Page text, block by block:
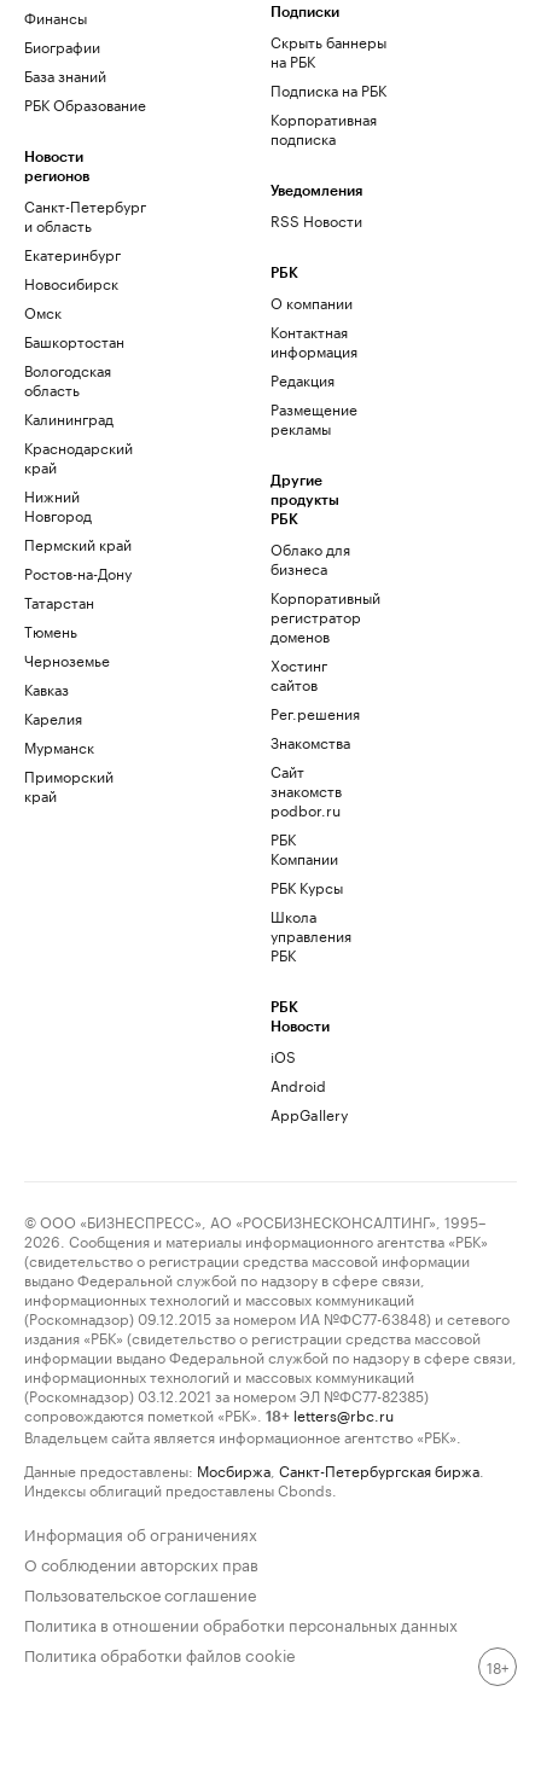
Финансы
Биографии
База знаний
РБК Образование
Новости
регионов
Санкт-Петербург
и область
Екатеринбург
Новосибирск
Омск
Башкортостан
Вологодская
область
Калининград
Краснодарский
край
Нижний
Новгород
Пермский край
Ростов-на-Дону
Татарстан
Тюмень
Черноземье
Кавказ
Карелия
Мурманск
Приморский
край
Подписки
Скрыть баннеры
на РБК
Подписка на РБК
Корпоративная
подписка
Уведомления
RSS Новости
РБК
О компании
Контактная
информация
Редакция
Размещение
рекламы
Другие
продукты
РБК
Облако для
бизнеса
Корпоративный
регистратор
доменов
Хостинг
сайтов
Рег.решения
Знакомства
Сайт
знакомств
podbor.ru
РБК
Компании
РБК Курсы
Школа
управления
РБК
РБК
Новости
iOS
Android
AppGallery
© ООО «БИЗНЕСПРЕСС», АО «РОСБИЗНЕСКОНСАЛТИНГ», 1995–
2026. Сообщения и материалы информационного агентства «РБК»
(свидетельство о регистрации средства массовой информации
выдано Федеральной службой по надзору в сфере связи,
информационных технологий и массовых коммуникаций
(Роскомнадзор) 09.12.2015 за номером ИА №ФС77-63848) и сетевого
издания «РБК» (свидетельство о регистрации средства массовой
информации выдано Федеральной службой по надзору в сфере связи,
информационных технологий и массовых коммуникаций
(Роскомнадзор) 03.12.2021 за номером ЭЛ №ФС77-82385)
сопровождаются пометкой «РБК».
18+ letters@rbc.ru
Владельцем сайта является информационное агентство «РБК».
Данные предоставлены: Мосбиржа Санкт-Петербургская биржа
Индексы облигаций предоставлены Cbonds.
Информация об ограничениях
О соблюдении авторских прав
Пользовательское соглашение
Политика в отношении обработки персональных данных
Политика обработки файлов cookie
18+